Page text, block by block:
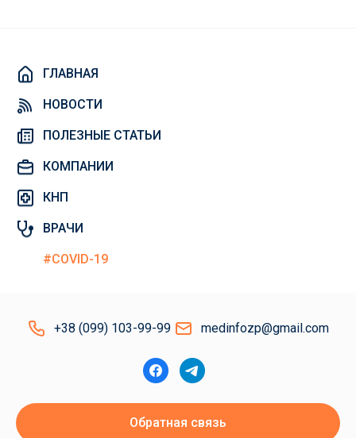
ГЛАВНАЯ
НОВОСТИ
ПОЛЕЗНЫЕ СТАТЬИ
КОМПАНИИ
КНП
ВРАЧИ
#COVID-19
+38 (099) 103-99-99 medinfozp@gmail.com
Обратная связь